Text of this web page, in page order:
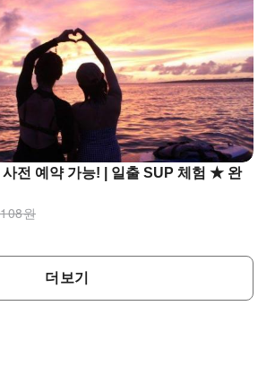
사전 예약 가능! | 일출 SUP 체험 ★ 완
원
더보기